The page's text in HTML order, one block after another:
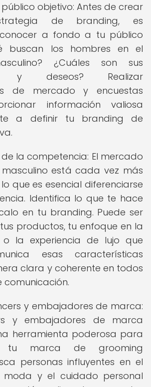
público objetivo: Antes de crear
de branding, es
a fondo a tu público
buscan los hombres en el
¿Cuáles son sus
y deseos? Realizar
de mercado y encuestas
información valiosa
a definir tu branding de
de la competencia: El mercado
está cada vez más
que es esencial diferenciarse
Identifica lo que te hace
en tu branding. Puede ser
productos, tu enfoque en la
o la experiencia de lujo que
esas características
clara y coherente en todos
comunicación.
y embajadores de marca:
y embajadores de marca
herramienta poderosa para
tu marca de grooming
personas influyentes en el
y el cuidado personal